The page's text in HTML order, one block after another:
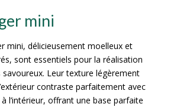
mini
mini, délicieusement moelleux et
sont essentiels pour la réalisation
savoureux. Leur texture légèrement
contraste parfaitement avec
l’intérieur, offrant une base parfaite